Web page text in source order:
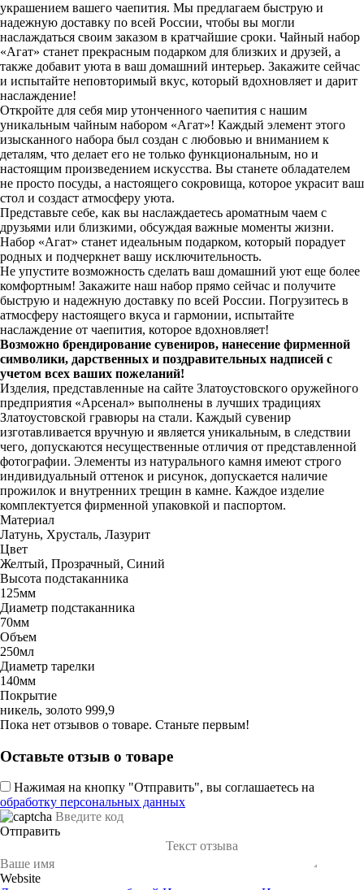
украшением вашего чаепития. Мы предлагаем быструю и
надежную доставку по всей России, чтобы вы могли
наслаждаться своим заказом в кратчайшие сроки. Чайный набор
«Агат» станет прекрасным подарком для близких и друзей, а
также добавит уюта в ваш домашний интерьер. Закажите сейчас
и испытайте неповторимый вкус, который вдохновляет и дарит
наслаждение!
Откройте для себя мир утонченного чаепития с нашим
уникальным чайным набором «Агат»! Каждый элемент этого
изысканного набора был создан с любовью и вниманием к
деталям, что делает его не только функциональным, но и
настоящим произведением искусства. Вы станете обладателем
не просто посуды, а настоящего сокровища, которое украсит ваш
стол и создаст атмосферу уюта.
Представьте себе, как вы наслаждаетесь ароматным чаем с
друзьями или близкими, обсуждая важные моменты жизни.
Набор «Агат» станет идеальным подарком, который порадует
родных и подчеркнет вашу исключительность.
Не упустите возможность сделать ваш домашний уют еще более
комфортным! Закажите наш набор прямо сейчас и получите
быструю и надежную доставку по всей России. Погрузитесь в
атмосферу настоящего вкуса и гармонии, испытайте
наслаждение от чаепития, которое вдохновляет!
Возможно брендирование сувениров, нанесение фирменной
символики, дарственных и поздравительных надписей с
учетом всех ваших пожеланий!
Изделия, представленные на сайте Златоустовского оружейного
предприятия «Арсенал» выполнены в лучших традициях
Златоустовской гравюры на стали. Каждый сувенир
изготавливается вручную и является уникальным, в следствии
чего, допускаются несущественные отличия от представленной
фотографии. Элементы из натурального камня имеют строго
индивидуальный оттенок и рисунок, допускается наличие
прожилок и внутренних трещин в камне. Каждое изделие
комплектуется фирменной упаковкой и паспортом.
Материал
Латунь, Хрусталь, Лазурит
Цвет
Желтый, Прозрачный, Синий
Высота подстаканника
125мм
Диаметр подстаканника
70мм
Объем
250мл
Диаметр тарелки
140мм
Покрытие
никель, золото 999,9
Пока нет отзывов о товаре. Станьте первым!
Оставьте отзыв о товаре
Нажимая на кнопку "Отправить", вы соглашаетесь на
обработку персональных данных
Отправить
Website